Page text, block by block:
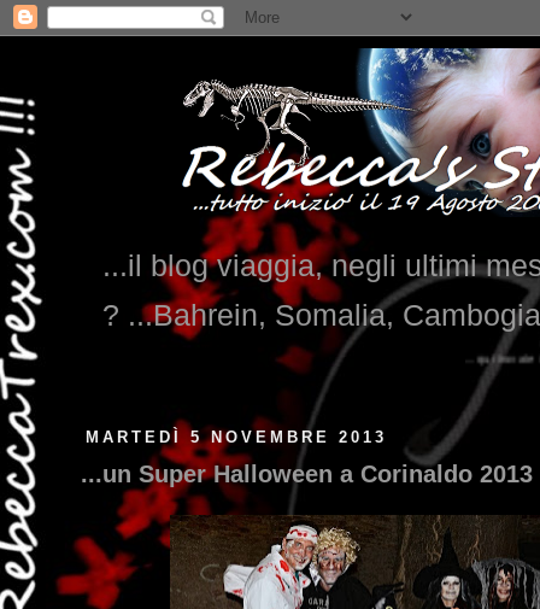
...il blog viaggia, negli ultimi
? ...Bahrein, Somalia,
...qui trovate il nostro viaggio in MESSICO 2023...
MARTEDÌ 5 NOVEMBRE 2013
...un Super Halloween a Corinaldo